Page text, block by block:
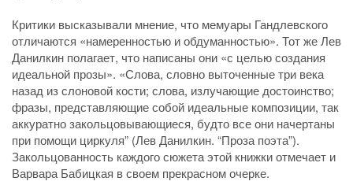
Критики высказывали мнение, что мемуары Гандлевского
отличаются «намеренностью и обдуманностью». Тот же Лев
Данилкин полагает, что написаны они «с целью создания
идеальной прозы». «Слова, словно выточенные три века
назад из слоновой кости; слова, излучающие достоинство;
фразы, представляющие собой идеальные композиции, так
аккуратно закольцовывающиеся, будто все они начертаны
при помощи циркуля” (Лев Данилкин. “Проза поэта”).
Закольцованность каждого сюжета этой книжки отмечает и
Варвара Бабицкая в своем прекрасном очерке.